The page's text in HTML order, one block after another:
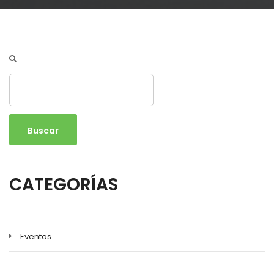
CATEGORÍAS
Eventos